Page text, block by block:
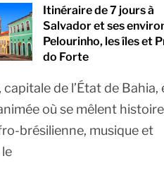
Itinéraire de 7 jours à
Salvador et ses
Pelourinho, les îles et
do Forte
capitale de l’État de Bahia,
où se mêlent
brésilienne, musique et